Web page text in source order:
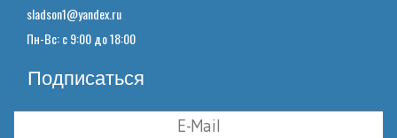
sladson1@yandex.ru
Пн-Вс: с 9:00 до 18:00
Подписаться